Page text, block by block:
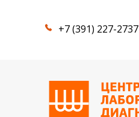
+7 (391) 227-2737